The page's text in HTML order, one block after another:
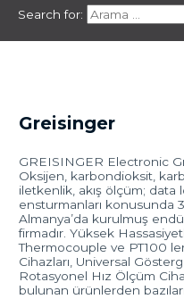
Search for:
Greisinger
GREISINGER Electronic
Oksijen, karbondioksit,
iletkenlik, akış ölçüm;
ensturmanları konusunda
Almanya’da kurulmuş
firmadır. Yüksek
Thermocouple ve PT100
Cihazları, Universal
Rotasyonel Hız Ölçüm
bulunan ürünlerden